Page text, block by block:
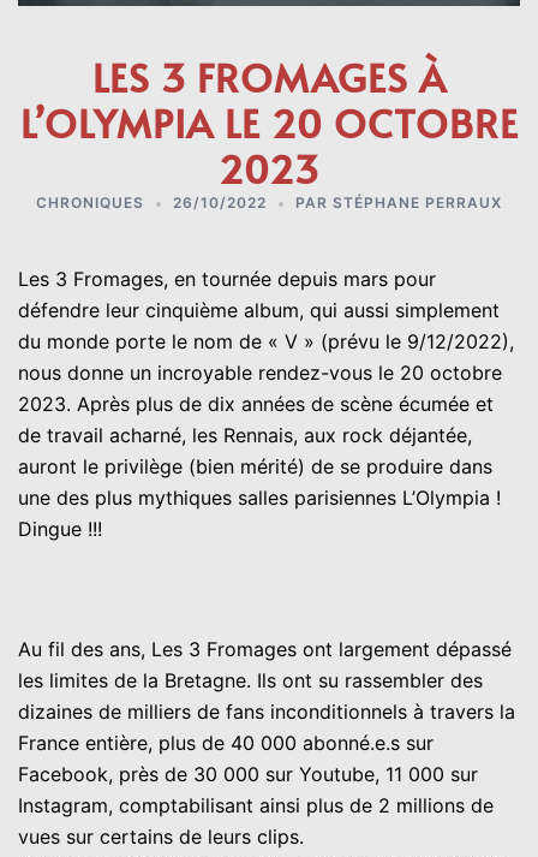
LES 3 FROMAGES À
L’OLYMPIA LE 20 OCTOBRE
2023
CHRONIQUES 26/10/2022 PAR STÉPHANE PERRAUX
Les 3 Fromages, en tournée depuis mars pour
défendre leur cinquième album, qui aussi simplement
du monde porte le nom de « V » (prévu le 9/12/2022),
nous donne un incroyable rendez-vous le 20 octobre
2023. Après plus de dix années de scène écumée et
de travail acharné, les Rennais, aux rock déjantée,
auront le privilège (bien mérité) de se produire dans
une des plus mythiques salles parisiennes L’Olympia !
Dingue !!!
Au fil des ans, Les 3 Fromages ont largement dépassé
les limites de la Bretagne. Ils ont su rassembler des
dizaines de milliers de fans inconditionnels à travers la
France entière, plus de 40 000 abonné.e.s sur
Facebook, près de 30 000 sur Youtube, 11 000 sur
Instagram, comptabilisant ainsi plus de 2 millions de
vues sur certains de leurs clips.